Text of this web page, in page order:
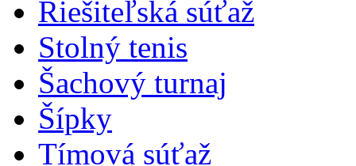
Riešiteľská súťaž
Stolný tenis
Šachový turnaj
Šípky
Tímová súťaž